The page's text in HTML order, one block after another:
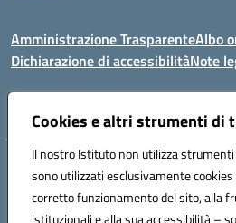
Cookies e altri strumenti di
Il nostro Istituto non utilizza
sono utilizzati esclusivamente
corretto funzionamento del sito, alla
istituzionali e alla sua accessibilità –
Amministrazione TrasparenteAlbo
Dichiarazione di accessibilitàNote
Codice fiscale: 81000450908 Codice
Telefono: 079714035 Fax: 079716128